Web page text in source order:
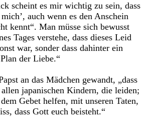
scheint es mir wichtig zu sein, dass
auch wenn es den Anschein
kennt“. Man müsse sich bewusst
Tages verstehe, dass dieses Leid
war, sonder dass dahinter ein
der Liebe.“
an das Mädchen gewandt, „dass
japanischen Kindern, die leiden;
Gebet helfen, mit unseren Taten,
dass Gott euch beisteht.“